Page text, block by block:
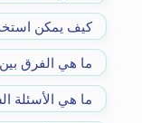
كيف يمكن
ما هي الفرق بين
ما هي الأسئلة